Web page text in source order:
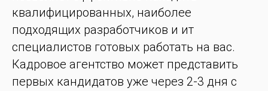
квалифицированных, наиболее
подходящих разработчиков и ит
специалистов готовых работать на вас.
Кадровое агентство может представить
первых кандидатов уже через 2-3 дня с